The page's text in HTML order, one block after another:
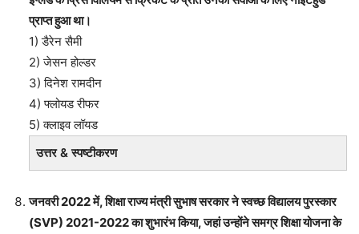
प्राप्त हुआ था।
1) डैरेन सैमी
2) जेसन होल्डर
3) दिनेश रामदीन
4) फ्लोयड रीफर
5) क्लाइव लॉयड
उत्तर & स्पष्टीकरण
जनवरी 2022 में, शिक्षा राज्य मंत्री सुभाष सरकार ने स्वच्छ विद्यालय पुरस्कार
(SVP) 2021-2022 का शुभारंभ किया, जहां उन्होंने समग्र शिक्षा योजना के